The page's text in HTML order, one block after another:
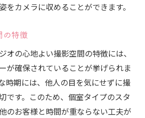
をカメラに収めることができます。
の特徴
オの心地よい撮影空間の特徴には、
が確保されていることが挙げられま
時期には、他人の目を気にせずに撮
です。このため、個室タイプのスタ
のお客様と時間が重ならない工夫が